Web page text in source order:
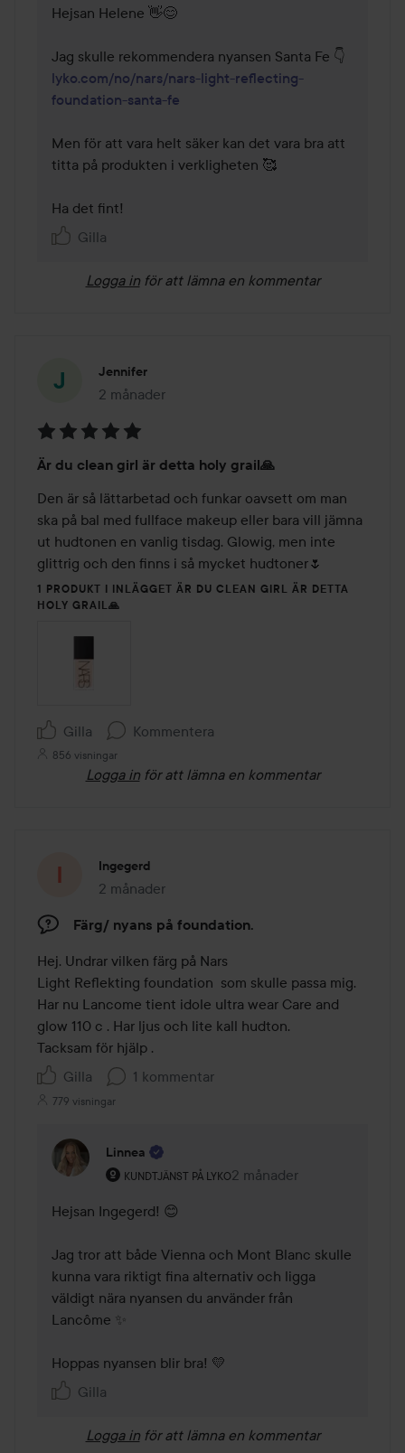
Hejsan Helene 👋😊
lyko.com/no/nars/nars-light-reflecting-
foundation-santa-fe
Men för att vara helt säker kan det vara bra att
titta på produkten i verkligheten 🥰
Ha det fint!
Gilla
Logga in för att lämna en kommentar
Jennifer
2 månader
Inlägget skapades 2 månader
5
av
5
Är du clean girl är detta holy grail🙏
Den är så lättarbetad och funkar oavsett om man
ska på bal med fullface makeup eller bara vill jämna
ut hudtonen en vanlig tisdag. Glowig, men inte
glittrig och den finns i så mycket hudtoner🌷
1 PRODUKT I INLÄGGET ÄR DU CLEAN GIRL ÄR DETTA
HOLY GRAIL🙏
Gilla Kommentera
856 visningar
Logga in för att lämna en kommentar
Ingegerd
2 månader
Inlägget skapades 2 månader
Färg/ nyans på foundation.
Hej. Undrar vilken färg på Nars
Light Reflekting foundation  som skulle passa mig.
Har nu Lancome tient idole ultra wear Care and
glow 110 c . Har ljus och lite kall hudton.
Tacksam för hjälp .
Gilla
1 kommentar
779 visningar
Linnea
KUNDTJÄNST PÅ LYKO
Användarens roll: Kundtjänst på Lyko.
2 månader
Kommentaren lades 2
Hejsan Ingegerd! 😊
Jag tror att både Vienna och Mont Blanc skulle
kunna vara riktigt fina alternativ och ligga
väldigt nära nyansen du använder från
Lancôme ✨
Hoppas nyansen blir bra! 💛
Gilla
Logga in för att lämna en kommentar